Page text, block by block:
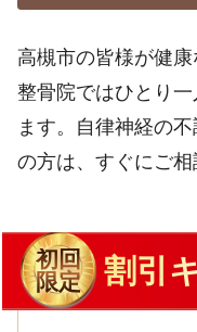
高槻市の皆様が健
整骨院ではひとり
ます。自律神経の
の方は、すぐにご相
初回
限定
割引